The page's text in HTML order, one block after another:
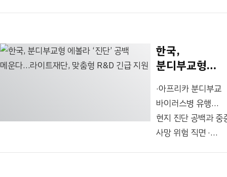
유행에 대비∙대응을
하기 위한 ‘2026
특정분야 지원사업’
7월 22일 공고한다
밝혔다. 재단은 공고
통해
에볼라바이러스병의
한국,
분디부교형
공백 메운다…
라이트재단,
맞춤형 R&D
긴급 지원
·아프리카 분디부교
바이러스병 유행…
현지 진단 공백과 중
사망 위험 직면 ·